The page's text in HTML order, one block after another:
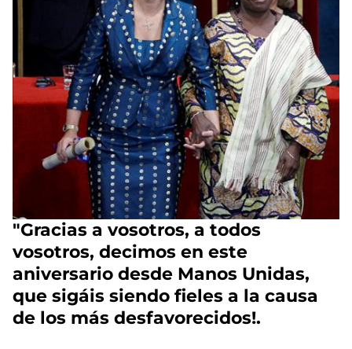
"Gracias a vosotros, a todos
vosotros, decimos en este
aniversario desde Manos Unidas,
que sigáis siendo fieles a la causa
de los más desfavorecidos!.